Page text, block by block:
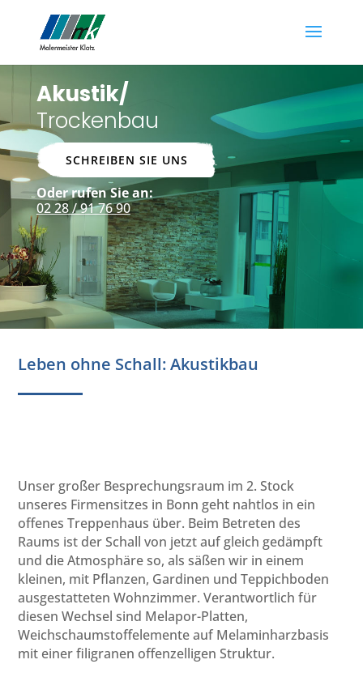
Akustik/
Trockenbau
SCHREIBEN SIE UNS
Oder rufen Sie an:
02 28 / 91 76 90
Leben ohne Schall: Akustikbau
Unser großer Besprechungsraum im 2. Stock
unseres Firmensitzes in Bonn geht nahtlos in ein
offenes Treppenhaus über. Beim Betreten des
Raums ist der Schall von jetzt auf gleich gedämpft
und die Atmosphäre so, als säßen wir in einem
kleinen, mit Pflanzen, Gardinen und Teppichboden
ausgestatteten Wohnzimmer. Verantwortlich für
diesen Wechsel sind Melapor-Platten,
Weichschaumstoffelemente auf Melaminharzbasis
mit einer filigranen offenzelligen Struktur.